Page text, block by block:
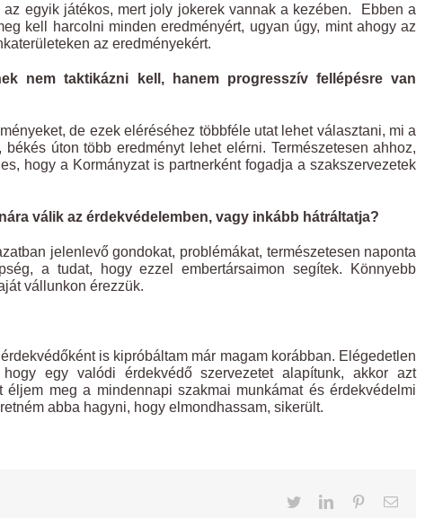
egyik játékos, mert joly jokerek vannak a kezében. Ebben a
kell harcolni minden eredményért, ugyan úgy, mint ahogy az
az eredményekért.
nem taktikázni kell, hanem progresszív fellépésre van
de ezek eléréséhez többféle utat lehet választani, mi a
úton több eredményt lehet elérni. Természetesen ahhoz,
hogy a Kormányzat is partnerként fogadja a szakszervezetek
válik az érdekvédelemben, vagy inkább hátráltatja?
jelenlevő gondokat, problémákat, természetesen naponta
a tudat, hogy ezzel embertársaimon segítek. Könnyebb
vállunkon érezzük.
is kipróbáltam már magam korábban. Elégedetlen
egy valódi érdekvédő szervezetet alapítunk, akkor azt
meg a mindennapi szakmai munkámat és érdekvédelmi
abba hagyni, hogy elmondhassam, sikerült.
TwitterLinkedInPinterestEmail